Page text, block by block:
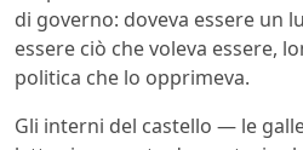
di governo: doveva essere un
essere ciò che voleva essere,
politica che lo opprimeva.
Gli interni del castello — le